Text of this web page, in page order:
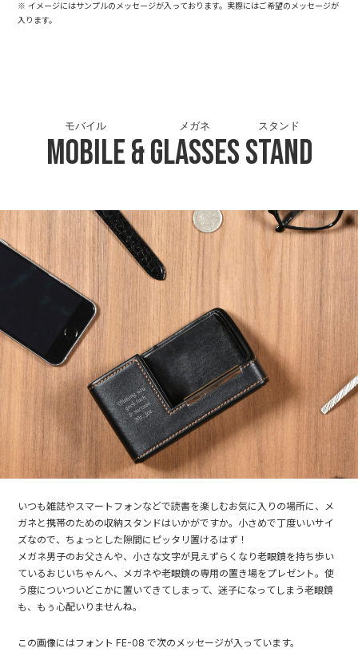
※ イメージにはサンプルのメッセージが入っております。実際にはご希望のメッセージが
入ります。
Mobile
モバイル
&Glasses
メガネ
Stand
スタンド
いつも雑誌やスマートフォンなどで読書を楽しむお気に入りの場所に、メ
ガネと携帯のための収納スタンドはいかがですか。小さめで丁度いいサイ
ズなので、ちょっとした隙間にピッタリ置けるはず！
メガネ男子のお父さんや、小さな文字が見えずらくなり老眼鏡を持ち歩い
ているおじいちゃんへ、メガネや老眼鏡の専用の置き場をプレゼント。使
う度についついどこかに置いてきてしまって、迷子になってしまう老眼鏡
も、もぅ心配いりませんね。
この画像にはフォント FE-08 で次のメッセージが入っています。